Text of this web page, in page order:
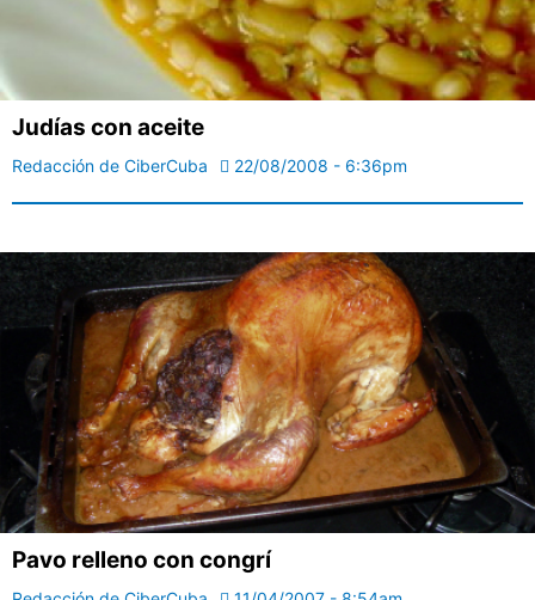
Judías con aceite
Redacción de CiberCuba 22/08/2008 - 6:36pm
Pavo relleno con congrí